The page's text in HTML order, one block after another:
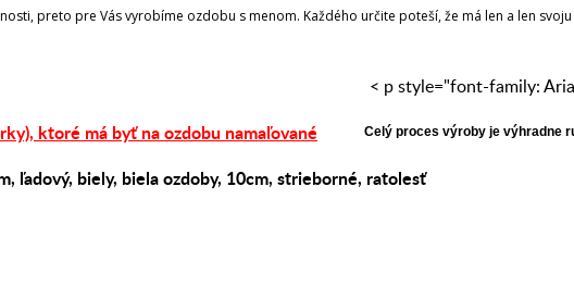
preto pre Vás vyrobíme ozdobu s menom. Každého určite poteší, že má len a len
< p style="font-family:
ktoré má byť na ozdobu namaľované Celý proces výroby je výhradne
, ľadový, biely, biela ozdoby, 10cm, strieborné, ratolesť